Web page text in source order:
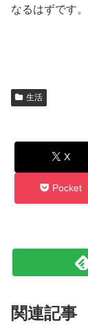
なるはずです。
生活
X
Pocket
関連記事